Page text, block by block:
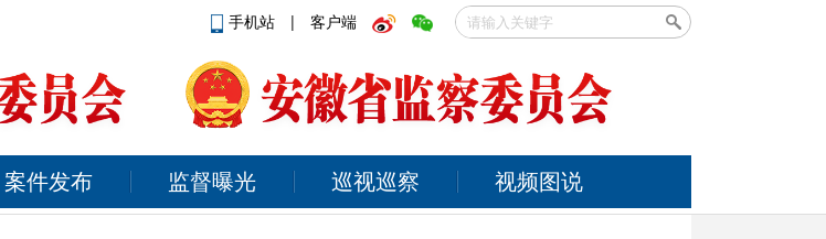
手机站 | 客户端
案件发布 监督曝光 巡视巡察 视频图说